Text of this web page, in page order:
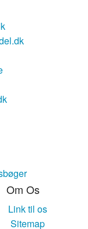
Om Os
Link til os
Sitemap